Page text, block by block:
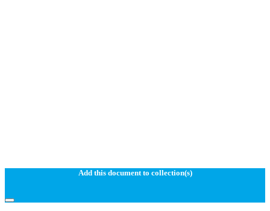
Add this document to collection(s)